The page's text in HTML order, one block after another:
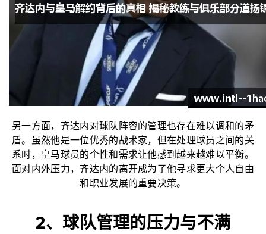
另一方面，齐达内对球队阵容的管理也存在难以调和的矛
盾。虽然他是一位优秀的战术家，但在处理球员之间的关
系时，皇马球员的个性和需求让他感到越来越难以平衡。
面对内外压力，齐达内的离开成为了他寻求更大个人自由
和职业发展的重要决策。
2、球队管理的压力与不满